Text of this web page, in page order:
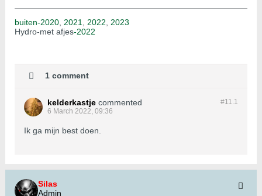
buiten-2020 2021 2022
2023
Hydro-met afjes-2022
1 comment
#11.1
kelderkastje commented
6 March 2022, 09:36
Ik ga mijn best doen.
Silas
Admin